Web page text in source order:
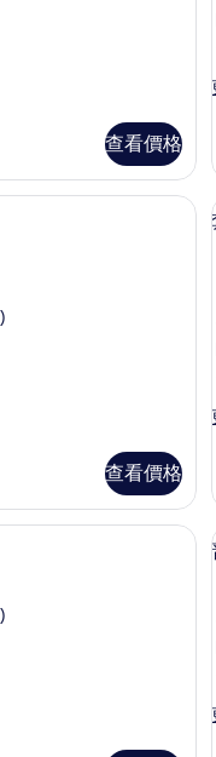
查看價格
| 低過敏寢具、羽絨
查看價格
房 (Baratta) | 低過敏寢具、